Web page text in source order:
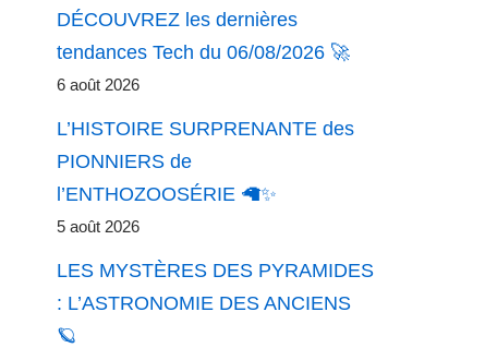
DÉCOUVREZ les dernières
tendances Tech du 06/08/2026 🚀
6 août 2026
L’HISTOIRE SURPRENANTE des
PIONNIERS de
l’ENTHOZOOSÉRIE 🦙✨
5 août 2026
LES MYSTÈRES DES PYRAMIDES
: L’ASTRONOMIE DES ANCIENS
🪐